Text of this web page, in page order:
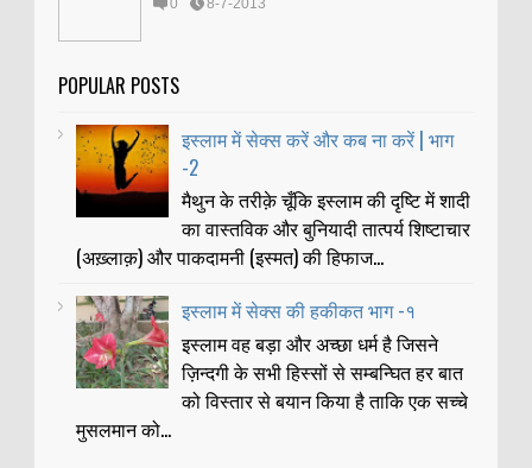
0 8-7-2013
POPULAR POSTS
इस्लाम में सेक्स करें और कब ना करें | भाग
-2
मैथुन के तरीक़े चूँकि इस्लाम की दृष्टि में शादी
का वास्तविक और बुनियादी तात्पर्य शिष्टाचार
(अख़्लाक़) और पाकदामनी (इस्मत) की हिफाज...
इस्लाम में सेक्स की हकीकत भाग -१
इस्लाम वह बड़ा और अच्छा धर्म है जिसने
ज़िन्दगी के सभी हिस्सों से सम्बन्घित हर बात
को विस्तार से बयान किया है ताकि एक सच्चे
मुसलमान को...